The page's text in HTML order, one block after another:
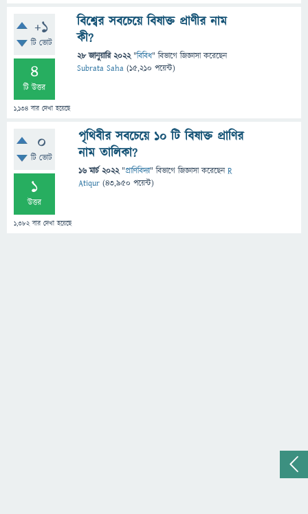
+1
টি ভোট
4
টি উত্তর
1,134 বার দেখা হয়েছে
বিশ্বের সবচেয়ে বিষাক্ত প্রাণীর নাম
কী?
28 জানুয়ারি 2022 "বিবিধ" বিভাগে জিজ্ঞাসাকরেছেন
Subrata Saha (15,210 পয়েন্ট)
0
টি ভোট
1
উত্তর
1,382বার দেখা হয়েছে
পৃথিবীর সবচেয়ে ১০ টি বিষাক্ত প্রাণির
নাম তালিকা?
16 মার্চ 2022 "প্রাণিবিদ্যা" বিভাগে জিজ্ঞাসাকরেছেনR
Atiqur (43,950 পয়েন্ট)